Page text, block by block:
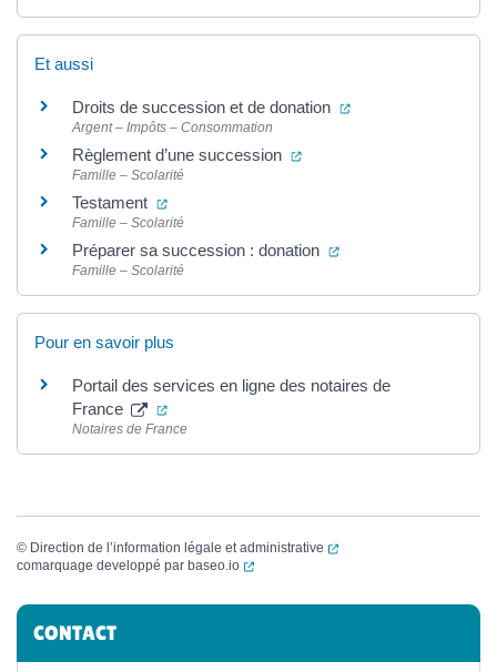
Et aussi
Droits de succession et de donation (ouverture dans un
Argent – Impôts – Consommation
Règlement d’une succession (ouverture dans un nouvel
Famille – Scolarité
Testament (ouverture dans un nouvel onglet)
Famille – Scolarité
Préparer sa succession : donation (ouverture dans un
Famille – Scolarité
Pour en savoir plus
Portail des services en ligne des notaires de
France
(ouverture dans un nouvel onglet)
Notaires de France
© Direction de l’information légale et administrative
(ouverture dans un
comarquage developpé par baseo.io (ouverture dans un nouvel onglet)
Informations complémentaires
CONTACT